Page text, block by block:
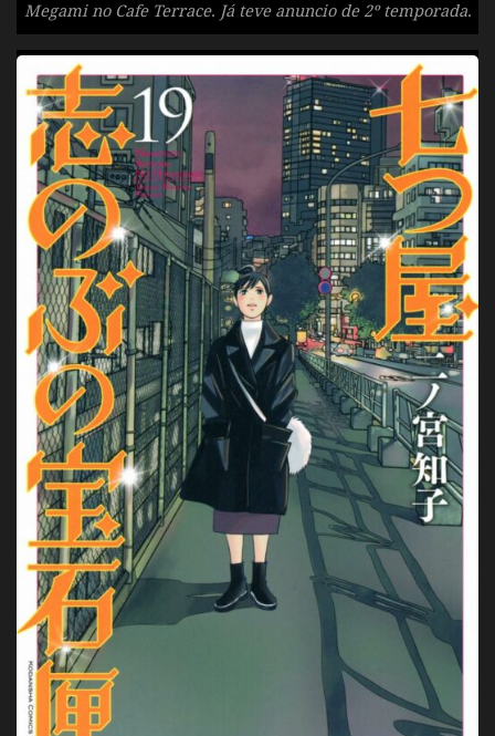
Megami no Cafe Terrace. Já teve anuncio de 2º temporada.